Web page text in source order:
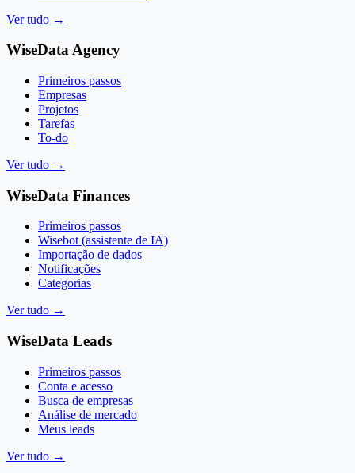
Ver tudo →
WiseData Agency
Primeiros passos
Empresas
Projetos
Tarefas
To-do
Ver tudo →
WiseData Finances
Primeiros passos
Wisebot (assistente de IA)
Importação de dados
Notificações
Categorias
Ver tudo →
WiseData Leads
Primeiros passos
Conta e acesso
Busca de empresas
Análise de mercado
Meus leads
Ver tudo →